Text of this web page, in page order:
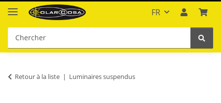
FR
Retour à la liste Luminaires suspendus